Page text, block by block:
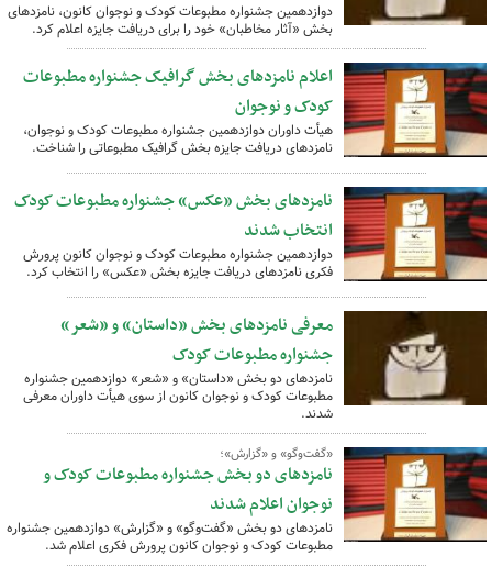
دوازدهمین جشنواره مطبوعات کودک و نوجوان کانون، نامزدهای
بخش «آثار مخاطبان» خود را برای دریافت جایزه اعلام کرد.
اعلام نامزدهای بخش گرافیک جشنواره مطبوعات
کودک و نوجوان
هیأت داوران دوازدهمین جشنواره مطبوعات کودک و نوجوان،
نامزدهای دریافت جایزه بخش گرافیک مطبوعاتی را شناخت.
نامزدهای بخش «عکس» جشنواره مطبوعات کودک
انتخاب شدند
دوازدهمین جشنواره مطبوعات کودک و نوجوان کانون پرورش
فکری نامزدهای دریافت جایزه بخش «عکس» را انتخاب کرد.
معرفی نامزدهای بخش «داستان» و «شعر»
جشنواره مطبوعات کودک
نامزدهای دو بخش «داستان» و «شعر» دوازدهمین جشنواره
مطبوعات کودک و نوجوان کانون از سوی هیأت داوران معرفی
شدند.
«گفت‌وگو» و «گزارش»؛
نامزدهای دو بخش جشنواره مطبوعات کودک و
نوجوان اعلام شدند
نامزدهای دو بخش «گفت‌وگو» و «گزارش» دوازدهمین جشنواره
مطبوعات کودک و نوجوان کانون پرورش فکری اعلام شد.